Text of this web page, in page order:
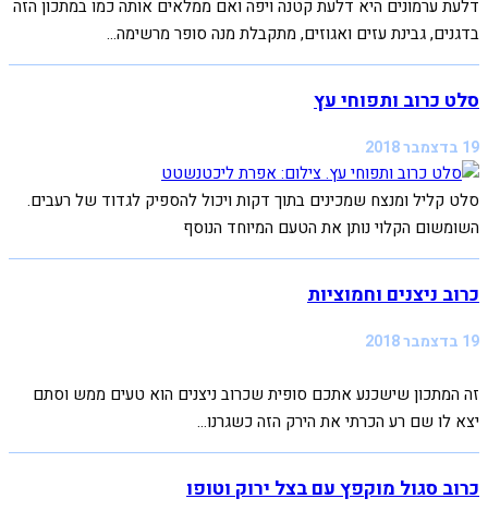
דלעת ערמונים היא דלעת קטנה ויפה ואם ממלאים אותה כמו במתכון הזה
בדגנים, גבינת עזים ואגוזים, מתקבלת מנה סופר מרשימה...
סלט כרוב ותפוחי עץ
19 בדצמבר 2018
סלט קליל ומנצח שמכינים בתוך דקות ויכול להספיק לגדוד של רעבים.
השומשום הקלוי נותן את הטעם המיוחד הנוסף
כרוב ניצנים וחמוציות
19 בדצמבר 2018
זה המתכון שישכנע אתכם סופית שכרוב ניצנים הוא טעים ממש וסתם
יצא לו שם רע הכרתי את הירק הזה כשגרנו...
כרוב סגול מוקפץ עם בצל ירוק וטופו